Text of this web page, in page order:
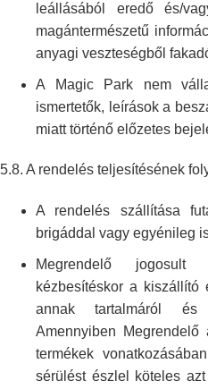
leállásából eredő és/
magántermészetű
anyagi veszteségből
A Magic Park nem
ismertetők, leírások a
miatt történő előzetes
5.8. A rendelés teljesítésének
A rendelés szállítása
brigáddal vagy egyénileg
Megrendelő
kézbesítéskor a kiszállító
annak tartalmáról és
Amennyiben
termékek
sérülést észlel köteles azt